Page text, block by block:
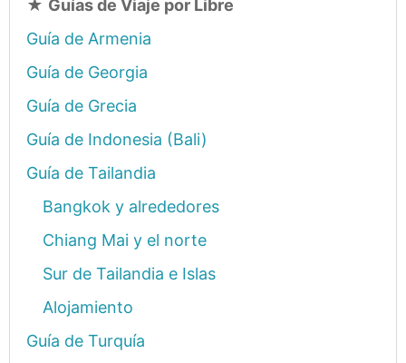
★ Guías de Viaje por Libre
Guía de Armenia
Guía de Georgia
Guía de Grecia
Guía de Indonesia (Bali)
Guía de Tailandia
Bangkok y alrededores
Chiang Mai y el norte
Sur de Tailandia e Islas
Alojamiento
Guía de Turquía